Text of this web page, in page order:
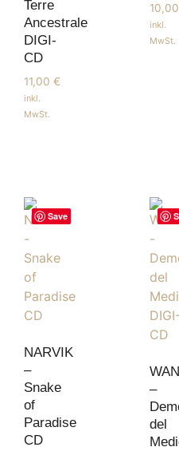
Terre
Ancestrale
DIGI-
CD
11,00 €
inkl.
MwSt.
inkl.
MwSt.
Save
NARVIK
–
Snake
of
Paradise
CD
–
del